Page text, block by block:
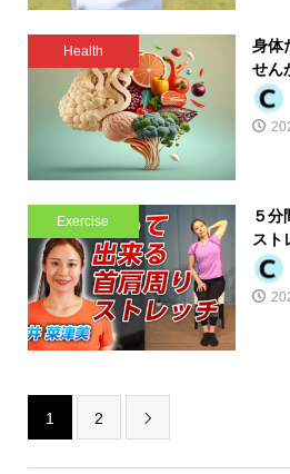
Health
身体
せん
Exercise
５
スト
1 2 